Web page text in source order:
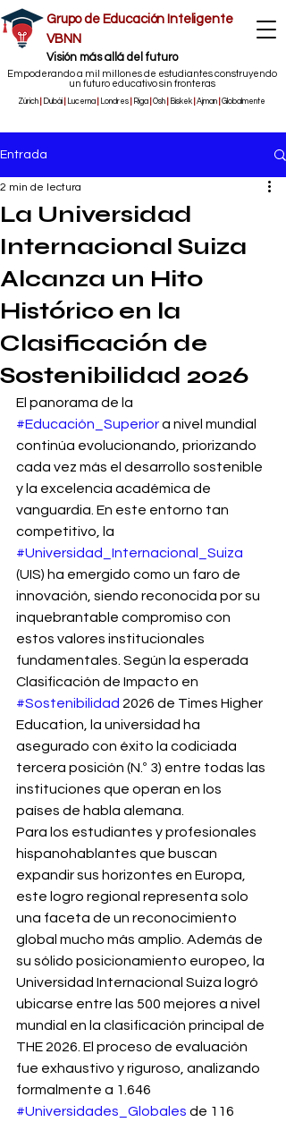
Grupo de Educación Inteligente
VBNN
​Visión más allá del futuro
Empoderando a mil millones de estudiantes construyendo
un futuro educativo sin fronteras
Zúrich Dubái Lucerna Londres Riga Osh Biskek Ajman Globalmente
Entrada
La Universidad
Internacional Suiza
Alcanza un Hito
Histórico en la
Clasificación de
Sostenibilidad 2026
2 min de lectura
El panorama de la
#Educación_Superior a nivel mundial
continúa evolucionando, priorizando
cada vez más el desarrollo sostenible
y la excelencia académica de
vanguardia. En este entorno tan
competitivo, la
#Universidad_Internacional_Suiza
(UIS) ha emergido como un faro de
innovación, siendo reconocida por su
inquebrantable compromiso con
estos valores institucionales
fundamentales. Según la esperada
Clasificación de Impacto en
#Sostenibilidad 2026 de Times Higher
Education, la universidad ha
asegurado con éxito la codiciada
tercera posición (N.º 3) entre todas las
instituciones que operan en los
países de habla alemana.
Para los estudiantes y profesionales
hispanohablantes que buscan
expandir sus horizontes en Europa,
este logro regional representa solo
una faceta de un reconocimiento
global mucho más amplio. Además de
su sólido posicionamiento europeo, la
Universidad Internacional Suiza logró
ubicarse entre las 500 mejores a nivel
mundial en la clasificación principal de
THE 2026. El proceso de evaluación
fue exhaustivo y riguroso, analizando
formalmente a 1.646
#Universidades_Globales de 116